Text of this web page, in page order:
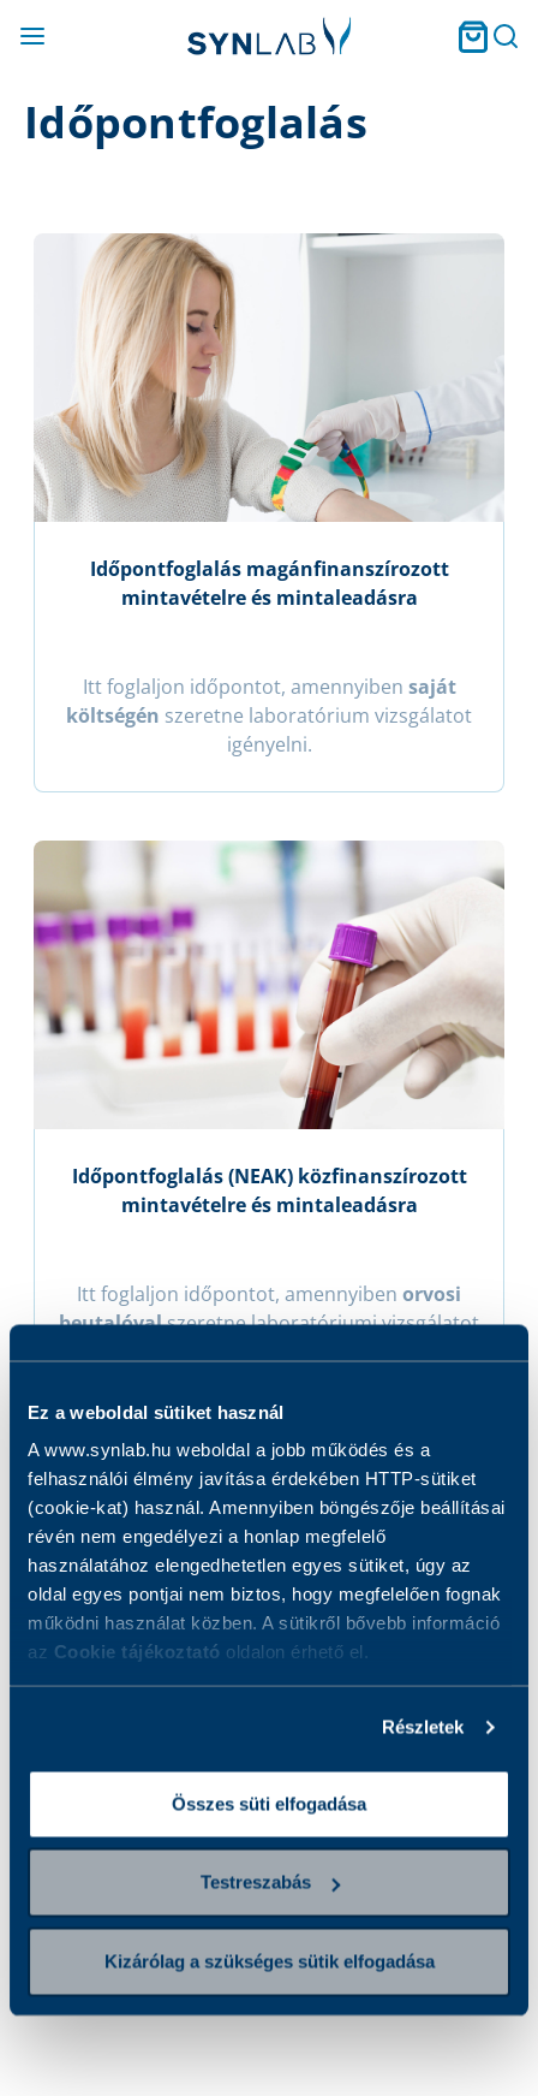
Ez a weboldal sütiket használ
A www.synlab.hu weboldal a jobb működés és a
felhasználói élmény javítása érdekében HTTP-sütiket
(cookie-kat) használ. Amennyiben böngészője beállításai
révén nem engedélyezi a honlap megfelelő
használatához elengedhetetlen egyes sütiket, úgy az
oldal egyes pontjai nem biztos, hogy megfelelően fognak
működni használat közben. A sütikről bővebb információ
az Cookie tájékoztató oldalon érhető el.
Részletek
Összes süti elfogadása
Testreszabás
Kizárólag a szükséges sütik elfogadása
Időpontfoglalás
Időpontfoglalás magánfinanszírozott
mintavételre és mintaleadásra
Itt foglaljon időpontot, amennyiben saját
költségén szeretne laboratórium vizsgálatot
igényelni.
Időpontfoglalás (NEAK) közfinanszírozott
mintavételre és mintaleadásra
Itt foglaljon időpontot, amennyiben orvosi
beutalóvalszeretne laboratóriumi vizsgálatot